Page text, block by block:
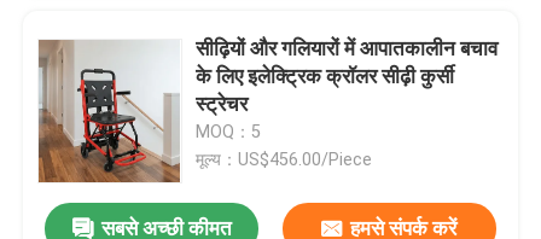
सीढ़ियों और गलियारों में आपातकालीन बचाव
के लिए इलेक्ट्रिक क्रॉलर सीढ़ी कुर्सी
स्ट्रेचर
MOQ：5
मूल्य：US$456.00/Piece
सबसे अच्छी कीमत हमसे संपर्क करें